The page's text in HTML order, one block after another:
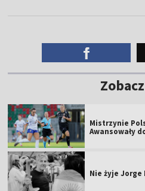
Mistrzynie
Awansowały
Nie żyje